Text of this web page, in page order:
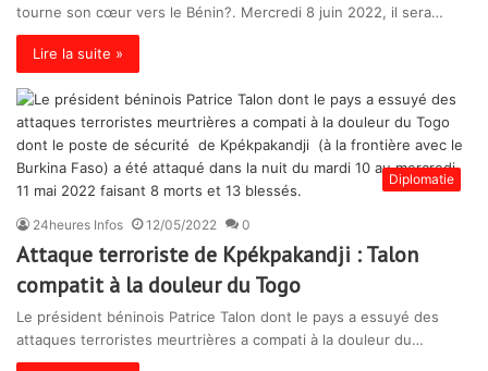
tourne son cœur vers le Bénin?. Mercredi 8 juin 2022, il sera…
Lire la suite »
Diplomatie
24heures Infos 12/05/2022 0
Attaque terroriste de Kpékpakandji : Talon
compatit à la douleur du Togo
Le président béninois Patrice Talon dont le pays a essuyé des
attaques terroristes meurtrières a compati à la douleur du…